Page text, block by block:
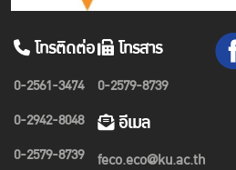
โทรติดต่อ
0-2561-3474
0-2942-8048
0-2579-8739
โทรสาร
0-2579-8739
อีเมล
feco.eco@ku.ac.th